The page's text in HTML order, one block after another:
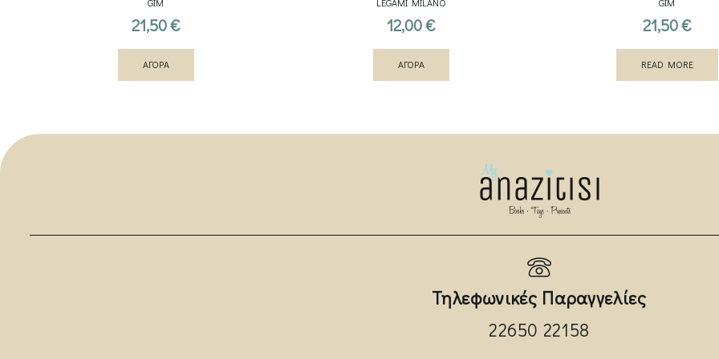
GIM
21,50€
ΑΓΟΡΑ
LEGAMI MILANO
12,00€
ΑΓΟΡΑ
GIM
21,50€
READ MORE
Τηλεφωνικές Παραγγελίες
22650 22158